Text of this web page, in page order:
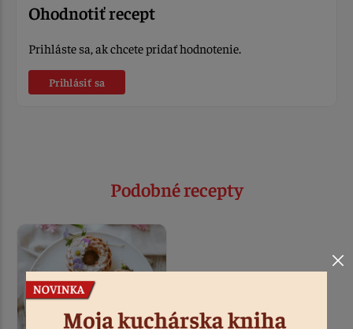
Ohodnotiť recept
Prihláste sa, ak chcete pridať hodnotenie.
Prihlásiť sa
Podobné recepty